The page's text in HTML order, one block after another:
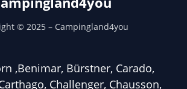
© 2025 – Campingland4you
,Benimar, Bürstner, Carado,
Challenger, Chausson,